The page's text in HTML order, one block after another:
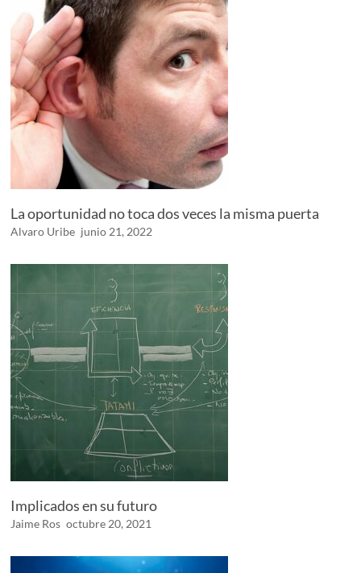
La oportunidad no toca dos veces la misma puerta
Alvaro Uribe junio 21, 2022
Implicados en su futuro
Jaime Ros octubre 20, 2021